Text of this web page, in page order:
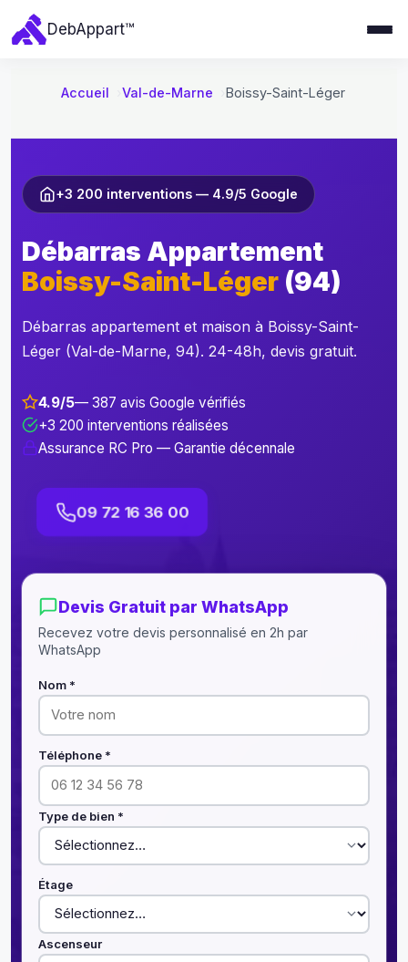
r
o
t
e
u
DebAppart™
Accueil Val-de-Marne Boissy-Saint-Léger
+3 200 interventions — 4.9/5 Google
Débarras Appartement
Boissy-Saint-Léger (94)
Débarras appartement et maison à Boissy-Saint-
Léger (Val-de-Marne, 94). 24-48h, devis gratuit.
4.9/5— 387 avis Google vérifiés
+3 200 interventions réalisées
Assurance RC Pro — Garantie décennale
09 72 16 36 00
Devis Gratuit par WhatsApp
Recevez votre devis personnalisé en 2h par
WhatsApp
Nom *
Téléphone *
Type de bien *
Étage
Ascenseur